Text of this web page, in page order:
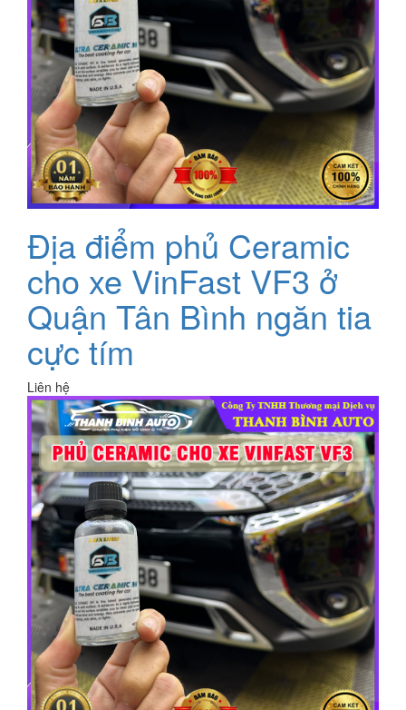
Địa điểm phủ Ceramic
cho xe VinFast VF3 ở
Quận Tân Bình ngăn tia
cực tím
Liên hệ